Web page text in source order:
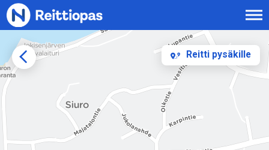
Siirry sisältöön
Reitti pysäkille